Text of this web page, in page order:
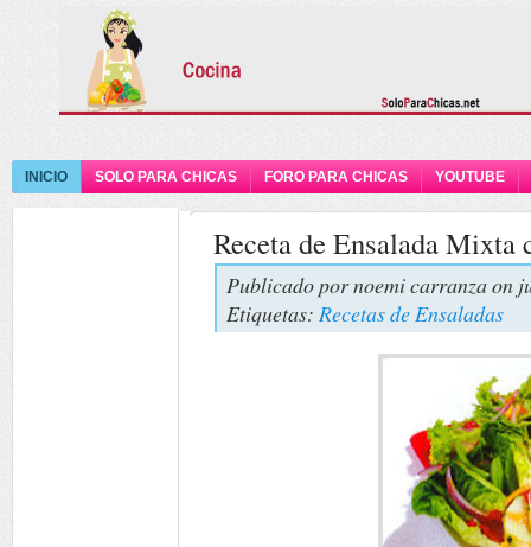
INICIO SOLO PARA CHICAS FORO PARA CHICAS YOUTUBE
Receta de Ensalada Mixta
Publicado pornoemi carranzaon
Etiquetas: Recetas de Ensaladas